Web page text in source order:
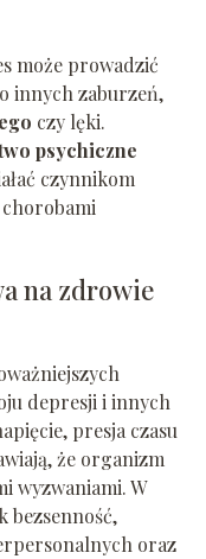
może prowadzić
innych zaburzeń,
czy lęki.
psychiczne
czynnikom
na zdrowie
depresji i innych
presja czasu
że organizm
wyzwaniami. W
bezsenność,
oraz